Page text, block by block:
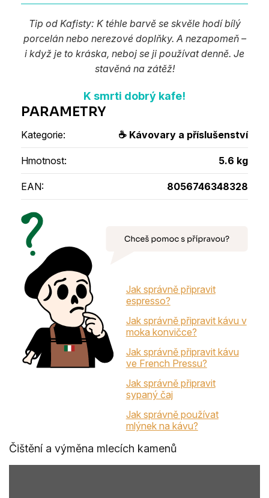
Tip od Kafisty: K téhle barvě se skvěle hodí bílý
porcelán nebo nerezové doplňky. A nezapomeň –
i když je to kráska, neboj se ji používat denně. Je
stavěná na zátěž!
K smrti dobrý kafe!
Kategorie: ☕ Kávovary a příslušenství
Hmotnost: 5.6 kg
EAN: 8056746348328
Jak správně připravit
espresso?
Jak správně připravit kávu v
moka konvičce?
Jak správně připravit kávu
ve French Pressu?
Jak správně připravit
sypaný čaj
Jak správně používat
mlýnek na kávu?
Čištění a výměna mlecích kamenů